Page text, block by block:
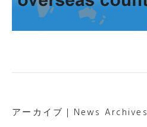
アーカイブ｜News Archives